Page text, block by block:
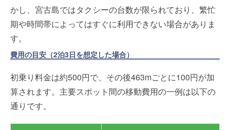
かし、宮古島ではタクシーの台数が限られており、繁忙
期や時間帯によってはすぐに利用できない場合がありま
す。
費用の目安（2泊3日を想定した場合）
初乗り料金は約500円で、その後463mごとに100円が加
算されます。主要スポット間の移動費用の一例は以下の
通りです。